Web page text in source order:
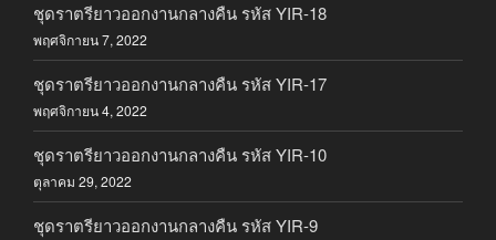
ชุดราตรียาวออกงานกลางคืน รหัส YIR-18
พฤศจิกายน 7, 2022
ชุดราตรียาวออกงานกลางคืน รหัส YIR-17
พฤศจิกายน 4, 2022
ชุดราตรียาวออกงานกลางคืน รหัส YIR-10
ตุลาคม 29, 2022
ชุดราตรียาวออกงานกลางคืน รหัส YIR-9